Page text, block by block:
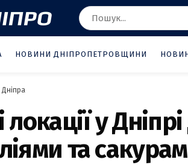
НОВИНИ ДНІПРОПЕТРОВЩИНИ
локації у
та